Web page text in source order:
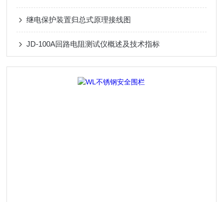
继电保护装置归总式原理接线图
JD-100A回路电阻测试仪概述及技术指标